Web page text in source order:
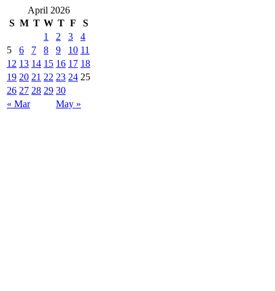
April 2026
S M T W T F S
« Mar May »
1 2 3
4
5
6 7 8 9 10 11
12 13 14 15 16 17 18
19 20 21 22 23 24 25
26 27 28 29 30